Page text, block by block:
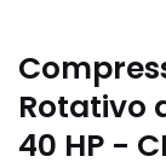
Rotativo
40 HP -